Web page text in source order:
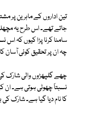
تین اداروں کے ماہرین
جاتے تھے۔ اس طرح یہ
سامنا کرنا پڑا کیوں کہ
چہ ان پر تحقیق کوئی آسان
چھے گلپھڑوں والی شارک
نسبتاً چھوٹی ہوتی ہے۔
کا نام دیا گیا ہے۔ شارک